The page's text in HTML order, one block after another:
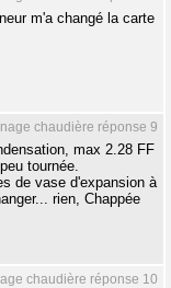
m'a changé la carte
chaudière réponse 9
max 2.28 FF
tournée.
de vase d'expansion à
rien, Chappée
chaudière réponse 10